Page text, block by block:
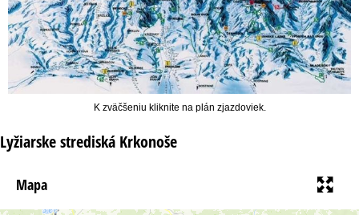
K zväčšeniu kliknite na plán zjazdoviek.
Lyžiarske strediská Krkonoše
Mapa